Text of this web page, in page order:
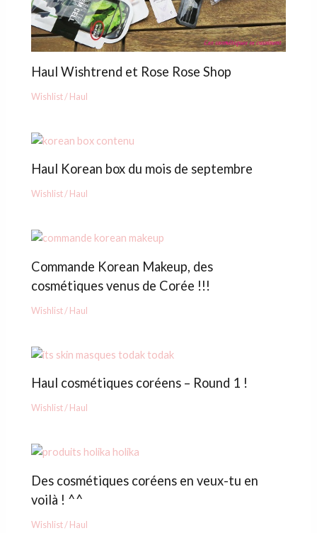
Haul Wishtrend et Rose Rose Shop
Wishlist / Haul
Haul Korean box du mois de septembre
Wishlist / Haul
Commande Korean Makeup, des
cosmétiques venus de Corée !!!
Wishlist / Haul
Haul cosmétiques coréens – Round 1 !
Wishlist / Haul
Des cosmétiques coréens en veux-tu en
voilà ! ^^
Wishlist / Haul